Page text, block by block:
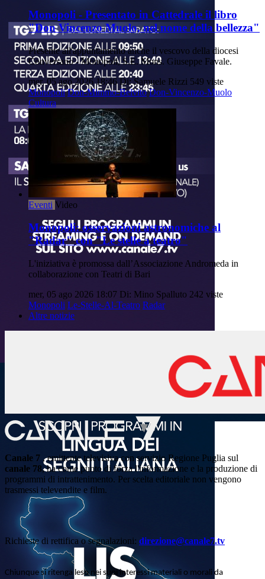
Monopoli - Presentato in Cattedrale il libro
"Don Vincenzo Muolo, nel nome della bellezza"
Presente all'appuntamento anche il vescovo della diocesi
Conversano - Monopoli, S.E. Mons. Giuseppe Favale.
mer, 05 ago 2026 18:46 Di: Samuele Rizzi 549 viste
Monopoli Don-Mimmo-Belvito Don-Vincenzo-Muolo
Cultura
Eventi Video
Monopoli: osservazioni astronomiche al
"Radar" con "Le stelle a teatro"
L'iniziativa è promossa dall’Associazione Andromeda in
collaborazione con Teatri di Bari
mer, 05 ago 2026 18:07 Di: Mino Spalluto 242 viste
Monopoli Le-Stelle-Al-Teatro Radar
Altre notizie
Canale 7 , emittente televisiva con servizio Regione Puglia sul
canale 78, ha come punto di forza l'informazione e la produzione di
programmi di intrattenimento. Per scelta editoriale non vengono
trasmessi televendite e film.
Richieste di rettifica o segnalazioni: direzione@canale7.tv
Chiunque si ritenga leso nei suoi interessi materiali o morali da